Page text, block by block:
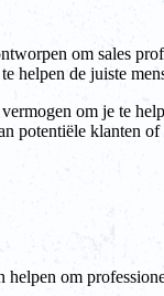
om sales
helpen de juiste
om je te
potentiële klanten of
om